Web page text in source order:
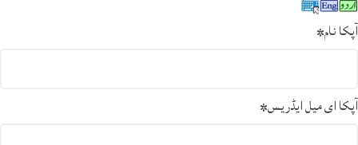
آپکا نام*
آپکا ای میل ایڈریس*